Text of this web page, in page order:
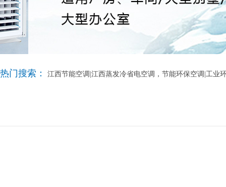
热门搜索： 江西节能空调|江西蒸发冷省电空调，节能环保空调|工业